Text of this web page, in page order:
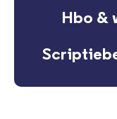
Hbo &